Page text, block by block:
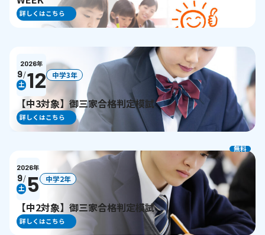
詳しくはこちら
2026年
9/12
土
中学3年
【中3対象】御三家合格判定模試
詳しくはこちら
2026年
9/ 5
土
中学2年
【中2対象】御三家合格判定模試
詳しくはこちら
無料